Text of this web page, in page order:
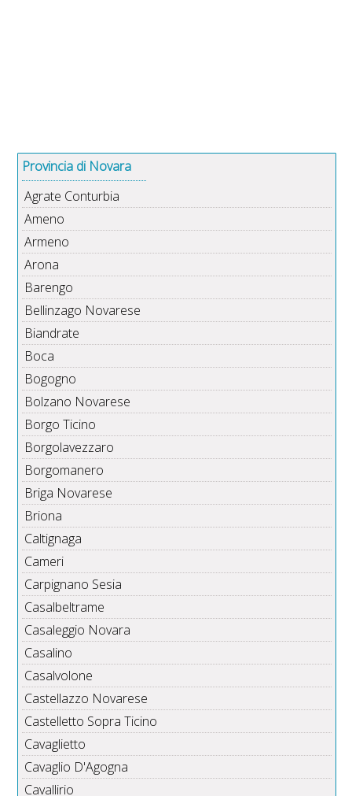
Provincia di Novara
Agrate Conturbia
Ameno
Armeno
Arona
Barengo
Bellinzago Novarese
Biandrate
Boca
Bogogno
Bolzano Novarese
Borgo Ticino
Borgolavezzaro
Borgomanero
Briga Novarese
Briona
Caltignaga
Cameri
Carpignano Sesia
Casalbeltrame
Casaleggio Novara
Casalino
Casalvolone
Castellazzo Novarese
Castelletto Sopra Ticino
Cavaglietto
Cavaglio D'Agogna
Cavallirio